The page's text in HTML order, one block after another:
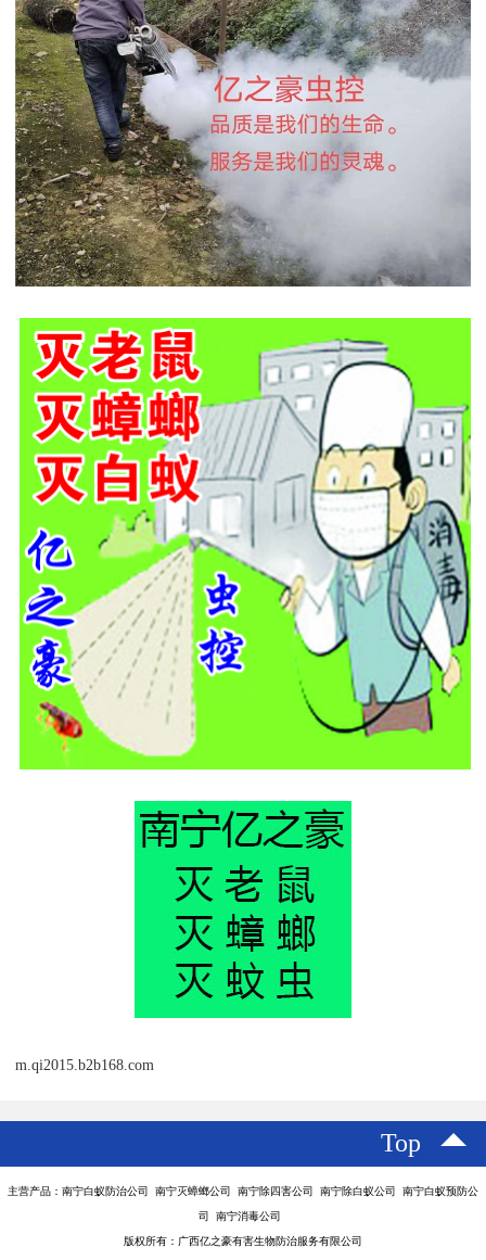
m.qi2015.b2b168.com
Top
主营产品：南宁白蚁防治公司 南宁灭蟑螂公司 南宁除四害公司 南宁除白蚁公司 南宁白蚁预防公
司 南宁消毒公司
版权所有：广西亿之豪有害生物防治服务有限公司